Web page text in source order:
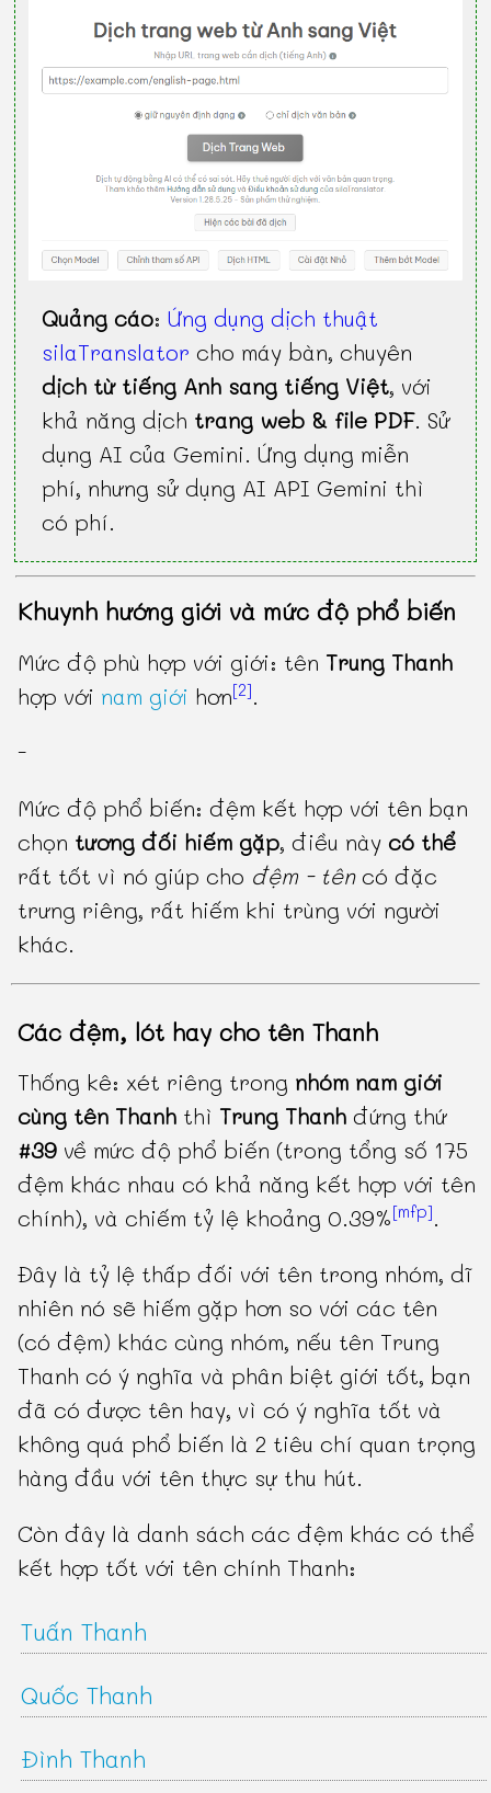
Quảng cáo:Ứng dụng dịch thuật
silaTranslator cho máy bàn, chuyên
dịch từ tiếng Anh sang tiếng Việt, với
khả năng dịch trang web & file PDF. Sử
dụng AI của Gemini. Ứng dụng miễn
phí, nhưng sử dụng AI API Gemini thì
có phí.
Khuynh hướng giới và mức độ phổ biến
Mức độ phù hợp với giới: tên Trung Thanh
hợp với nam giới hơn[2].
-
Mức độ phổ biến: đệm kết hợp với tên bạn
chọn tương đối hiếm gặp, điều này có thể
rất tốt vì nó giúp cho đệm - têncó đặc
trưng riêng, rất hiếm khi trùng với người
khác.
Các đệm, lót hay cho tên Thanh
Thống kê: xét riêng trong nhóm nam giới
cùng tên Thanh thì Trung Thanh đứng thứ
#39 về mức độ phổ biến (trong tổng số 175
đệm khác nhau có khả năng kết hợp với tên
chính), và chiếm tỷ lệ khoảng 0.39%[mfp].
Đây là tỷ lệ thấp đối với tên trong nhóm, dĩ
nhiên nó sẽ hiếm gặp hơn so với các tên
(có đệm) khác cùng nhóm, nếu tên Trung
Thanh có ý nghĩa và phân biệt giới tốt, bạn
đã có được tên hay, vì có ý nghĩa tốt và
không quá phổ biến là 2 tiêu chí quan trọng
hàng đầu với tên thực sự thu hút.
Còn đây là danh sách các đệm khác có thể
kết hợp tốt với tên chính Thanh:
Tuấn Thanh
Quốc Thanh
Đình Thanh